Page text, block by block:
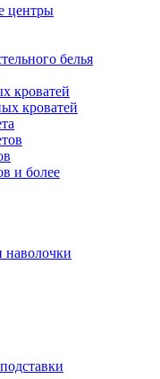
центры
белья
кроватей
кроватей
и более
наволочки